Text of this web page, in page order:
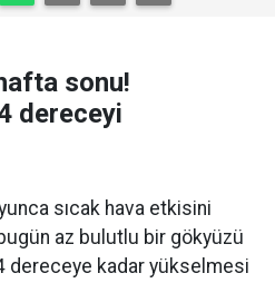
sonu!
dereceyi
sıcak hava etkisini
az bulutlu bir gökyüzü
dereceye kadar yükselmesi